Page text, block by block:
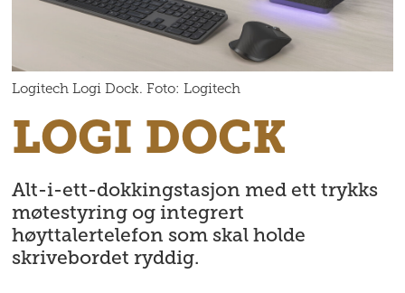
Logitech Logi Dock. Foto: Logitech
LOGI DOCK
Alt-i-ett-dokkingstasjon med ett trykks
møtestyring og integrert
høyttalertelefon som skal holde
skrivebordet ryddig.